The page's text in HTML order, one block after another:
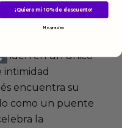
la distancia se
en un único
intimidad
encuentra su
como un puente
la
¡Quiero mi 10% de descuento!
No, gracias